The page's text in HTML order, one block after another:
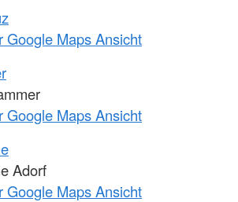
Google Maps Ansicht
Google Maps Ansicht
Adorf
Google Maps Ansicht